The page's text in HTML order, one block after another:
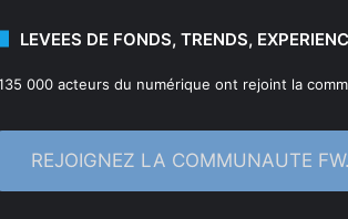
LEVEES DE FONDS, TRENDS,
000 acteurs du numérique ont rejoint la
REJOIGNEZ LA COMMUNAUTE